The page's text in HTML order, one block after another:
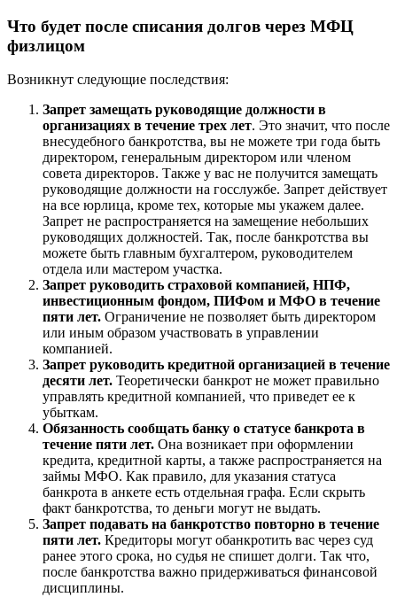
Что будет после списания долгов через МФЦ
физлицом
Возникнут следующие последствия:
Запрет замещать руководящие должности в
организациях в течение трех лет. Это значит, что после
внесудебного банкротства, вы не можете три года быть
директором, генеральным директором или членом
совета директоров. Также у вас не получится замещать
руководящие должности на госслужбе. Запрет действует
на все юрлица, кроме тех, которые мы укажем далее.
Запрет не распространяется на замещение небольших
руководящих должностей. Так, после банкротства вы
можете быть главным бухгалтером, руководителем
отдела или мастером участка.
Запрет руководить страховой компанией, НПФ,
инвестиционным фондом, ПИФом и МФО в течение
пяти лет. Ограничение не позволяет быть директором
или иным образом участвовать в управлении
компанией.
Запрет руководить кредитной организацией в течение
десяти лет. Теоретически банкрот не может правильно
управлять кредитной компанией, что приведет ее к
убыткам.
Обязанность сообщать банку о статусе банкрота в
течение пяти лет. Она возникает при оформлении
кредита, кредитной карты, а также распространяется на
займы МФО. Как правило, для указания статуса
банкрота в анкете есть отдельная графа. Если скрыть
факт банкротства, то деньги могут не выдать.
Запрет подавать на банкротство повторно в течение
пяти лет. Кредиторы могут обанкротить вас через суд
ранее этого срока, но судья не спишет долги. Так что,
после банкротства важно придерживаться финансовой
дисциплины.